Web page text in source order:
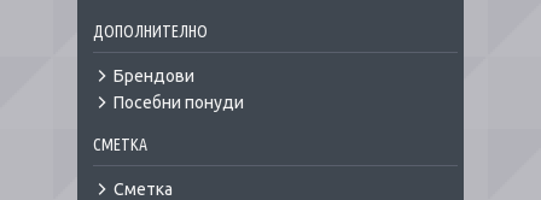
ДОПОЛНИТЕЛНО
Брендови
Посебни понуди
СМЕТКА
Сметка